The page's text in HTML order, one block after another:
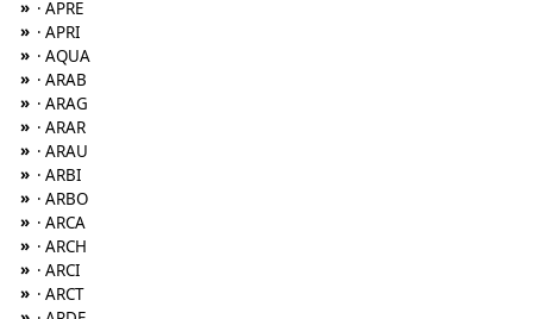
» · APRE
» · APRI
» · AQUA
» · ARAB
» · ARAG
» · ARAR
» · ARAU
» · ARBI
» · ARBO
» · ARCA
» · ARCH
» · ARCI
» · ARCT